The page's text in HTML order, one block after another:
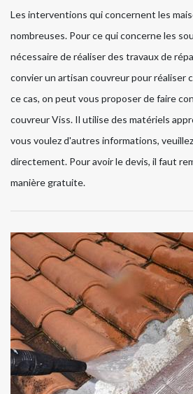
Les interventions qui concernent les
nombreuses. Pour ce qui concerne les
nécessaire de réaliser des travaux de
convier un artisan couvreur pour réaliser
ce cas, on peut vous proposer de faire
couvreur Viss. Il utilise des matériels
vous voulez d'autres informations,
directement. Pour avoir le devis, il faut
manière gratuite.